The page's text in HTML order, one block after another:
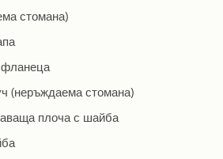
стомана)
(неръждаема стомана)
плоча с шайба